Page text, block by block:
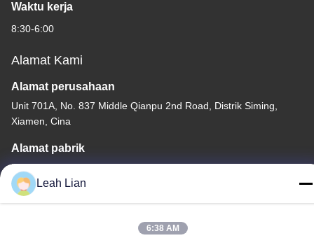
Waktu kerja
8:30-6:00
Alamat Kami
Alamat perusahaan
Unit 701A, No. 837 Middle Qianpu 2nd Road, Distrik Siming,
Xiamen, Cina
Alamat pabrik
No. 72, Yongjun Road, Desa Wufeng, Kota Chongwu, Quanzhou,
Fujian, CinaLeah Lian
6:38 AM